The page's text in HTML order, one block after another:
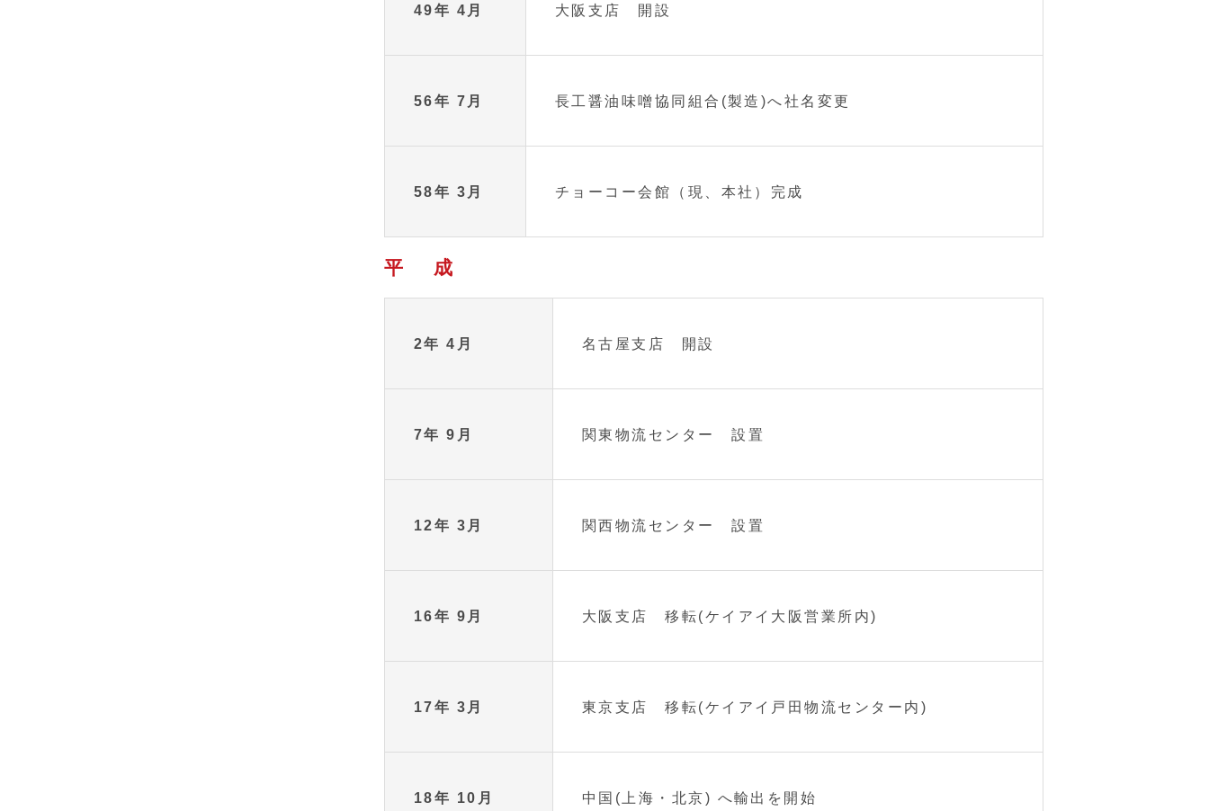
49年 4月 大阪支店 開設
56年 7月 長工醤油味噌協同組合(製造)へ社名変更
58年 3月 チョーコー会館（現、本社）完成
平 成
2年 4月 名古屋支店 開設
7年 9月 関東物流センター 設置
12年 3月 関西物流センター 設置
16年 9月 大阪支店 移転(ケイアイ大阪営業所内)
17年 3月 東京支店 移転(ケイアイ戸田物流センター内)
18年 10月 中国(上海・北京) へ輸出を開始